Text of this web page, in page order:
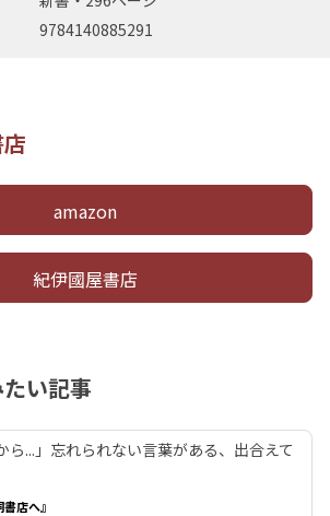
9784140885291
amazon
紀伊國屋書店
い記事
ら...」忘れられない言葉がある、出合えて
店へ』